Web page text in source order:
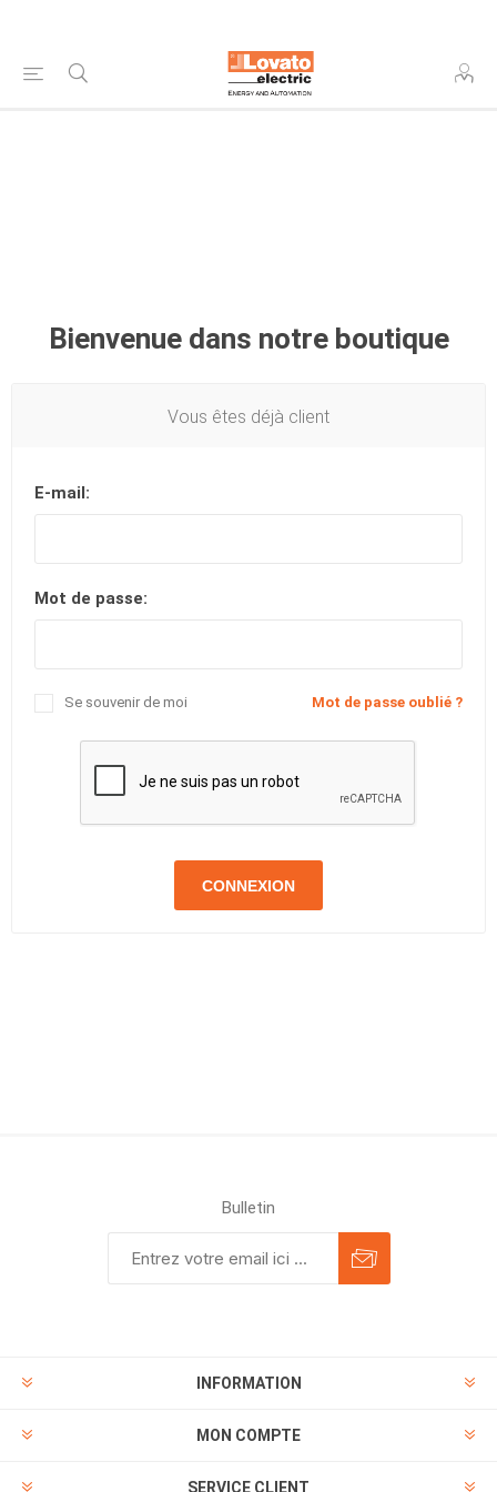
Bienvenue dans notre boutique
Vous êtes déjà client
E-mail:
Mot de passe:
Mot de passe oublié ?
Se souvenir de moi
CONNEXION
Bulletin
INFORMATION
MON COMPTE
SERVICE CLIENT